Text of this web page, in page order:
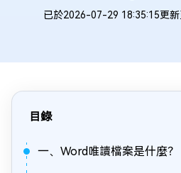
已於2026-07-29 18:35:15更新
目錄
一、Word唯讀檔案是什麼？